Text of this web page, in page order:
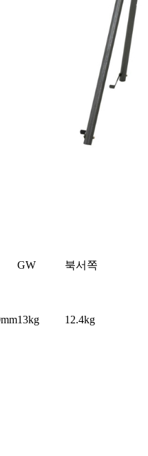
GW 북서쪽
13kg 12.4kg